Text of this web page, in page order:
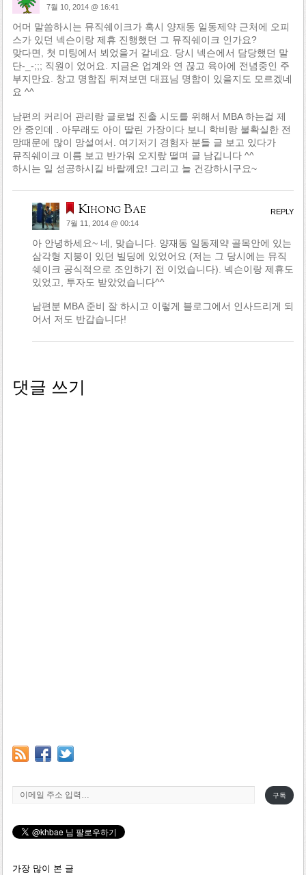
7월 10, 2014 @ 16:41
어머 말씀하시는 뮤직쉐이크가 혹시 양재동 일동제약 근처에 오피
스가 있던 넥슨이랑 제휴 진행했던 그 뮤직쉐이크 인가요?
맞다면, 첫 미팅에서 뵈었을거 같네요. 당시 넥슨에서 담당했던 말
단-_-;;; 직원이 었어요. 지금은 업계와 연 끊고 육아에 전념중인 주
부지만요. 창고 명함집 뒤져보면 대표님 명함이 있을지도 모르겠네
요 ^^
남편의 커리어 관리랑 글로벌 진출 시도를 위해서 MBA 하는걸 제
안 중인데 . 아무래도 아이 딸린 가장이다 보니 학비랑 불확실한 전
망때문에 많이 망설여서. 여기저기 경험자 분들 글 보고 있다가
뮤직쉐이크 이름 보고 반가워 오지랖 떨며 글 남깁니다 ^^
하시는 일 성공하시길 바랄께요! 그리고 늘 건강하시구요~
Kihong Bae
7월 11, 2014 @ 00:14
아 안녕하세요~ 네, 맞습니다. 양재동 일동제약 골목안에 있는
삼각형 지붕이 있던 빌딩에 있었어요 (저는 그 당시에는 뮤직
쉐이크 공식적으로 조인하기 전 이었습니다). 넥슨이랑 제휴도
있었고, 투자도 받았었습니다^^
남편분 MBA 준비 잘 하시고 이렇게 블로그에서 인사드리게 되
어서 저도 반갑습니다!
REPLY
댓글 쓰기
이메일 주소 입력…
구독
가장 많이 본 글